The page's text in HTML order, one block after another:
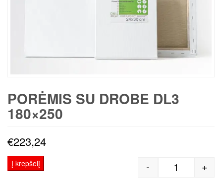
PORĖMIS SU DROBE DL3
180×250
€223,24
produkto
- +
Į krepšelį